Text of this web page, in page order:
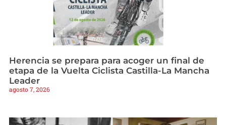
Herencia se prepara para acoger un final de
etapa de la Vuelta Ciclista Castilla-La Mancha
Leader
agosto 7, 2026